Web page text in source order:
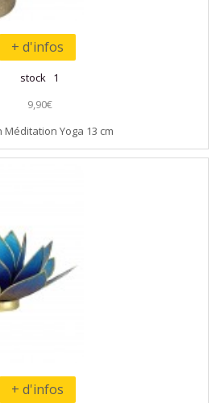
+ d'infos
stock 1
9,90€
Yoga 13 cm
+ d'infos